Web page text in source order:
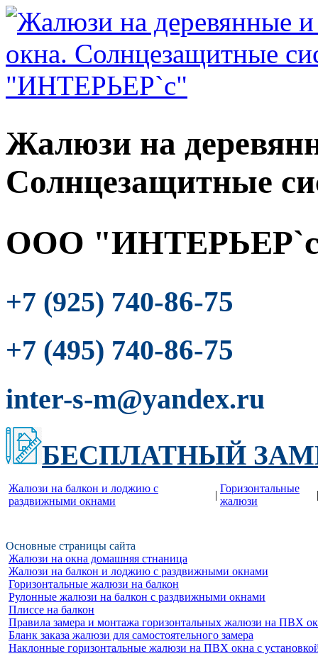
Жалюзи на
Солнцезащитные
ООО
+7 (925) 740-86-75
+7 (495) 740-86-75
inter-s-m@yandex.ru
БЕСПЛАТНЫЙ
Жалюзи на балкон и лоджию c
раздвижными окнами
|
Горизонтальные
жалюзи
|
Основные страницы сайта
Жалюзи на окна домашняя стнаница
Жалюзи на балкон и лоджию c раздвижными окнами
Горизонтальные жалюзи на балкон
Рулонные жалюзи на балкон с раздвижными окнами
Плиссе на балкон
Правила замера и монтажа горизонтальных жалюзи на ПВХ
Бланк заказа жалюзи для самостоятельного замера
Наклонные горизонтальные жалюзи на ПВХ окна с